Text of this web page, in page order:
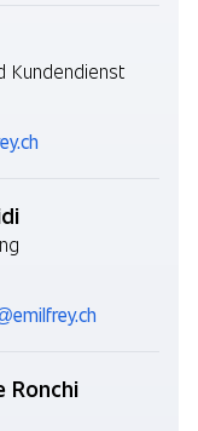
Kundendienst
Ronchi